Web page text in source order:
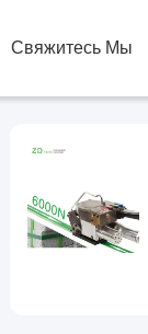
Свяжитесь Мы